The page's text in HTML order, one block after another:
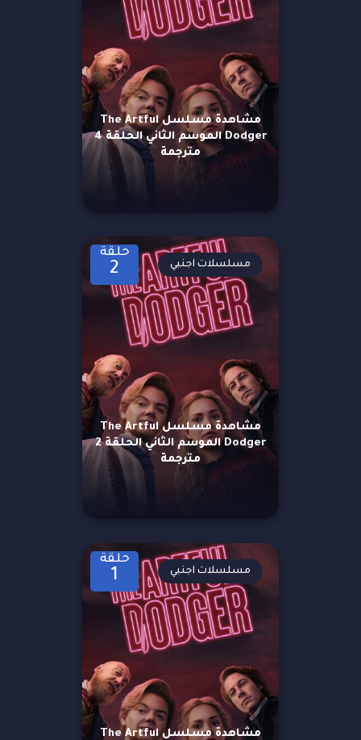
مشاهدة مسلسل The Artful
Dodger الموسم الثاني الحلقة 4
مترجمة
حلقة
2
مشاهدة مسلسل The Artful
Dodger الموسم الثاني الحلقة 2
مترجمة
مسلسلات اجنبي
حلقة
1
مشاهدة مسلسل The Artful
مسلسلات اجنبي